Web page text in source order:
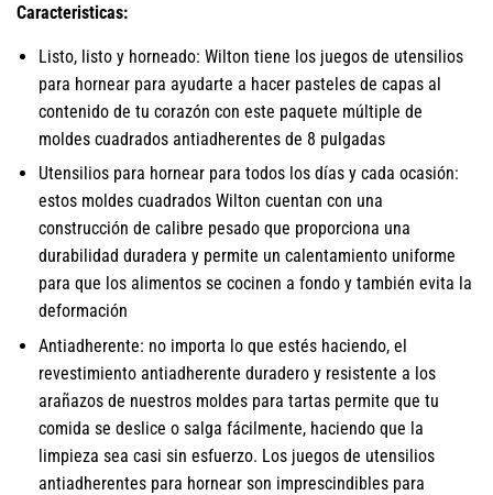
Caracteristicas:
Listo, listo y horneado: Wilton tiene los juegos de utensilios
para hornear para ayudarte a hacer pasteles de capas al
contenido de tu corazón con este paquete múltiple de
moldes cuadrados antiadherentes de 8 pulgadas
Utensilios para hornear para todos los días y cada ocasión:
estos moldes cuadrados Wilton cuentan con una
construcción de calibre pesado que proporciona una
durabilidad duradera y permite un calentamiento uniforme
para que los alimentos se cocinen a fondo y también evita la
deformación
Antiadherente: no importa lo que estés haciendo, el
revestimiento antiadherente duradero y resistente a los
arañazos de nuestros moldes para tartas permite que tu
comida se deslice o salga fácilmente, haciendo que la
limpieza sea casi sin esfuerzo. Los juegos de utensilios
antiadherentes para hornear son imprescindibles para